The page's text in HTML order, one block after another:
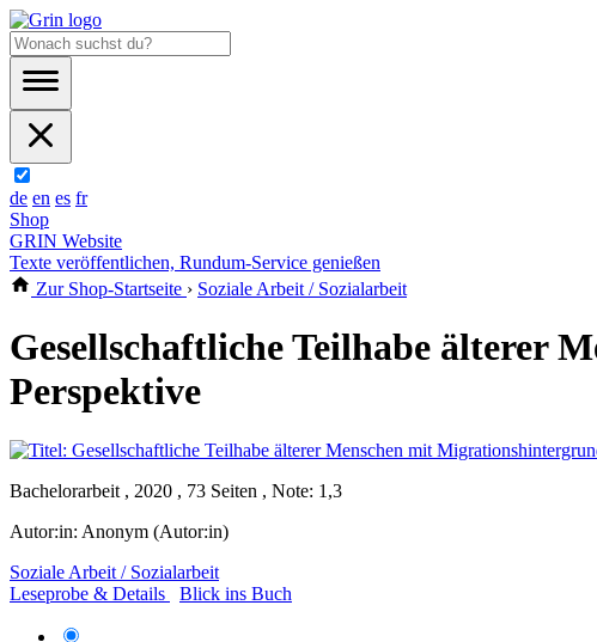
de en es fr
Shop
GRIN Website
Texte veröffentlichen, Rundum-Service genießen
Zur Shop-Startseite › Soziale Arbeit / Sozialarbeit
Gesellschaftliche Teilhabe älterer
Perspektive
Bachelorarbeit , 2020 , 73 Seiten , Note: 1,3
Autor:in: Anonym (Autor:in)
Soziale Arbeit / Sozialarbeit
Leseprobe & Details
Blick ins Buch